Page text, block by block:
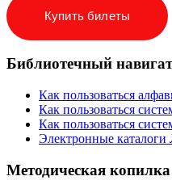
Купить билеты
Библиотечный
Как пользоваться
Как пользоваться
Как пользоваться
Электронные
Методическая копилка